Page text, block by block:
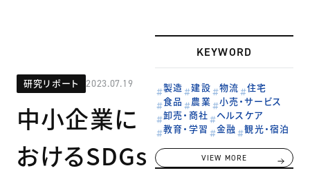
研究リポート 2023.07.19
中小企業に
おけるSDGs
KEYWORD
製造 建設 物流
住宅
食品
農業
小売・サービス
卸売・商社
ヘルスケア
教育・学習
金融 観光・宿泊
VIEW MORE